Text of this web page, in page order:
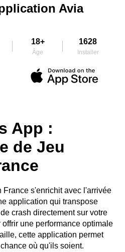
Avia
18+
Âge
1628
Installer
App :
de Jeu
France s'enrichit avec l'arrivée
application qui transpose
crash directement sur votre
une performance optimale
cette application permet
où qu'ils soient.